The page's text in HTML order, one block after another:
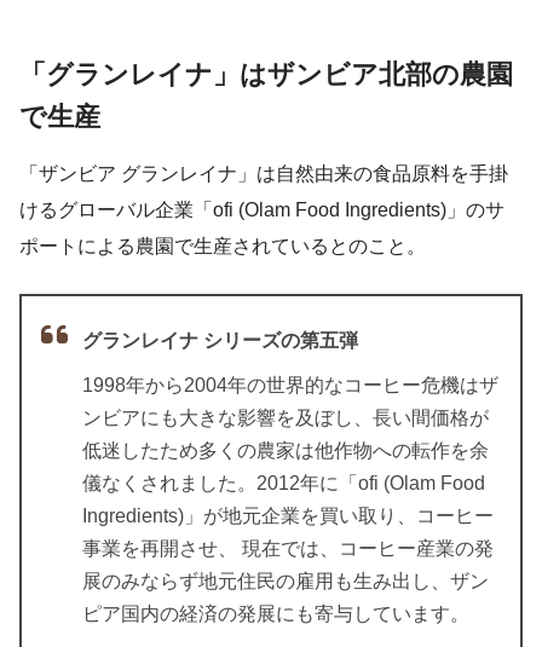
「グランレイナ」はザンビア北部の農園
で生産
「ザンビア グランレイナ」は自然由来の食品原料を手掛
けるグローバル企業「ofi (Olam Food Ingredients)」のサ
ポートによる農園で生産されているとのこと。
グランレイナ シリーズの第五弾
1998年から2004年の世界的なコーヒー危機はザ
ンビアにも大きな影響を及ぼし、長い間価格が
低迷したため多くの農家は他作物への転作を余
儀なくされました。2012年に「ofi (Olam Food
Ingredients)」が地元企業を買い取り、コーヒー
事業を再開させ、 現在では、コーヒー産業の発
展のみならず地元住民の雇用も生み出し、ザン
ピア国内の経済の発展にも寄与しています。